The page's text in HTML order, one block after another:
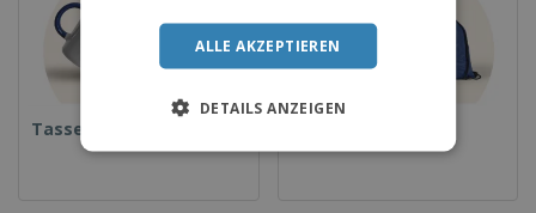
Tassen
ALLE AKZEPTIEREN
DETAILS ANZEIGEN